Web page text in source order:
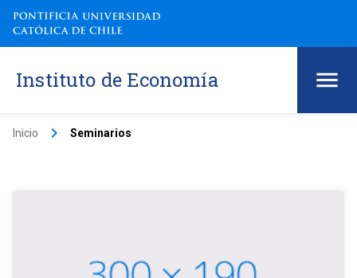
Instituto de Economía
Inicio keyboard_arrow_right Seminarios